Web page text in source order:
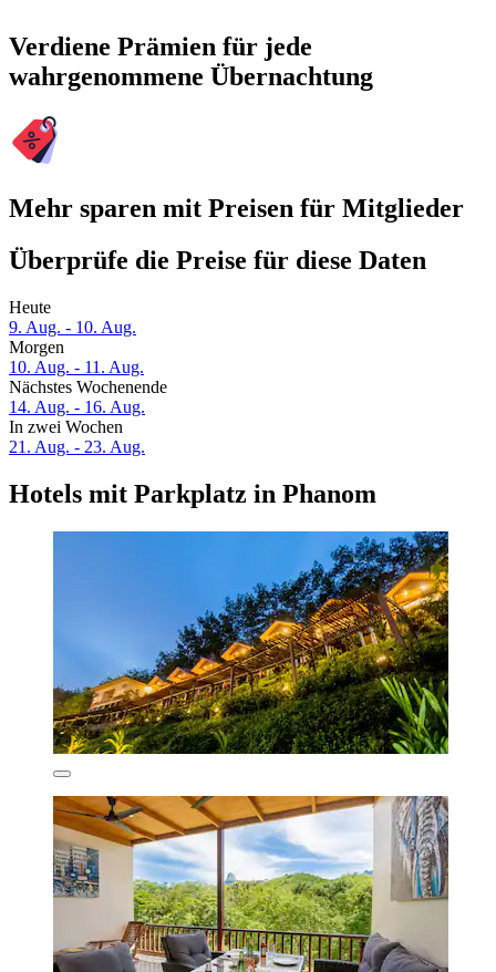
Verdiene Prämien für jede
wahrgenommene Übernachtung
Mehr sparen mit Preisen für Mitglieder
Überprüfe die Preise für diese Daten
Heute
9. Aug. - 10. Aug.
Morgen
10. Aug. - 11. Aug.
Nächstes Wochenende
14. Aug. - 16. Aug.
In zwei Wochen
21. Aug. - 23. Aug.
Hotels mit Parkplatz in Phanom